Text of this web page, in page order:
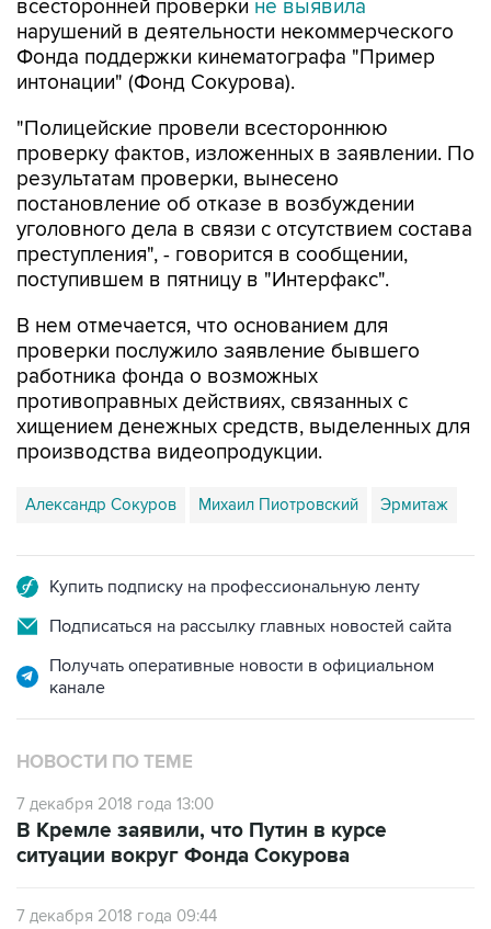
всесторонней проверки не выявила
нарушений в деятельности некоммерческого
Фонда поддержки кинематографа "Пример
интонации" (Фонд Сокурова).
"Полицейские провели всестороннюю
проверку фактов, изложенных в заявлении. По
результатам проверки, вынесено
постановление об отказе в возбуждении
уголовного дела в связи с отсутствием состава
преступления", - говорится в сообщении,
поступившем в пятницу в "Интерфакс".
В нем отмечается, что основанием для
проверки послужило заявление бывшего
работника фонда о возможных
противоправных действиях, связанных с
хищением денежных средств, выделенных для
производства видеопродукции.
Александр Сокуров Михаил Пиотровский Эрмитаж
Купить подписку на профессиональную ленту
Подписаться на рассылку главных новостей сайта
Получать оперативные новости в официальном
канале
НОВОСТИ ПО ТЕМЕ
7 декабря 2018 года 13:00
В Кремле заявили, что Путин в курсе
ситуации вокруг Фонда Сокурова
7 декабря 2018 года 09:44